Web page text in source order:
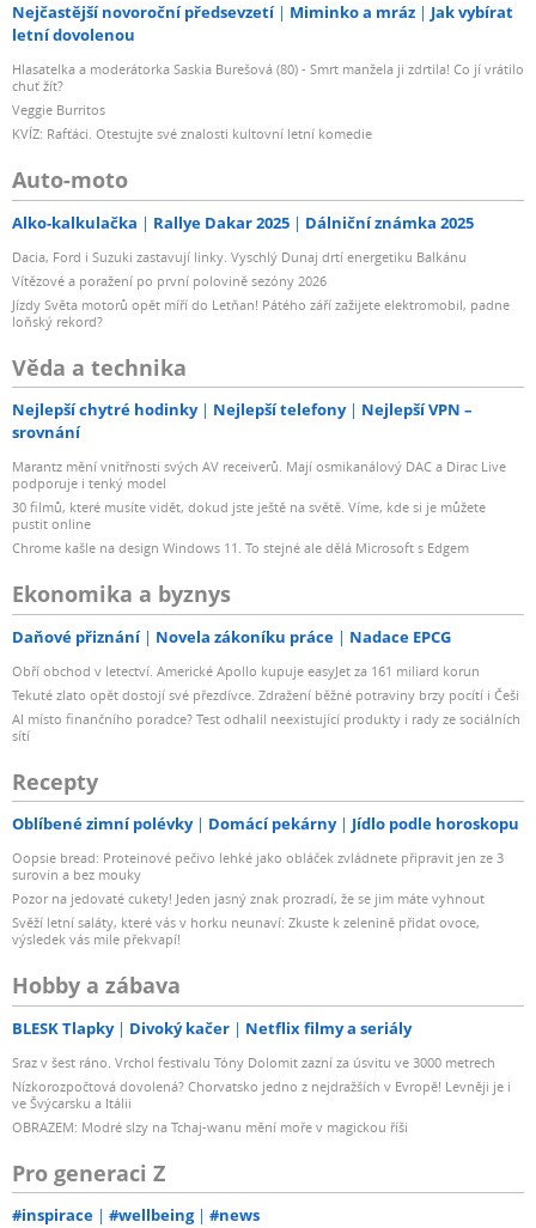
Nejčastější novoroční předsevzetí Miminko a mráz
Jak vybírat
letní dovolenou
Hlasatelka a moderátorka Saskia Burešová (80) - Smrt manžela ji zdrtila! Co jí vrátilo
chuť žít?
Veggie Burritos
KVÍZ: Rafťáci. Otestujte své znalosti kultovní letní komedie
Auto-moto
Alko-kalkulačka Rallye Dakar 2025 Dálniční známka 2025
Dacia, Ford i Suzuki zastavují linky. Vyschlý Dunaj drtí energetiku Balkánu
Vítězové a poražení po první polovině sezóny 2026
Jízdy Světa motorů opět míří do Letňan! Pátého září zažijete elektromobil, padne
loňský rekord?
Věda a technika
Nejlepší chytré hodinky Nejlepší telefony
Nejlepší VPN –
srovnání
Marantz mění vnitřnosti svých AV receiverů. Mají osmikanálový DAC a Dirac Live
podporuje i tenký model
30 filmů, které musíte vidět, dokud jste ještě na světě. Víme, kde si je můžete
pustit online
Chrome kašle na design Windows 11. To stejné ale dělá Microsoft s Edgem
Ekonomika a byznys
Daňové přiznání Novela zákoníku práce Nadace EPCG
Obří obchod v letectví. Americké Apollo kupuje easyJet za 161 miliard korun
Tekuté zlato opět dostojí své přezdívce. Zdražení běžné potraviny brzy pocítí i Češi
AI místo finančního poradce? Test odhalil neexistující produkty i rady ze sociálních
sítí
Recepty
Oblíbené zimní polévky Domácí pekárny Jídlo podle horoskopu
Oopsie bread: Proteinové pečivo lehké jako obláček zvládnete připravit jen ze 3
surovin a bez mouky
Pozor na jedovaté cukety! Jeden jasný znak prozradí, že se jim máte vyhnout
Svěží letní saláty, které vás v horku neunaví: Zkuste k zelenině přidat ovoce,
výsledek vás mile překvapí!
Hobby a zábava
BLESK Tlapky Divoký kačer Netflix filmy a seriály
Sraz v šest ráno. Vrchol festivalu Tóny Dolomit zazní za úsvitu ve 3000 metrech
Nízkorozpočtová dovolená? Chorvatsko jedno z nejdražších v Evropě! Levněji je i
ve Švýcarsku a Itálii
OBRAZEM: Modré slzy na Tchaj-wanu mění moře v magickou říši
Pro generaci Z
#inspirace #wellbeing #news